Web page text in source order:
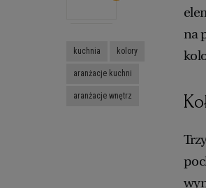
na
kuchnia kolory
aranżacje kuchni
aranżacje wnętrz